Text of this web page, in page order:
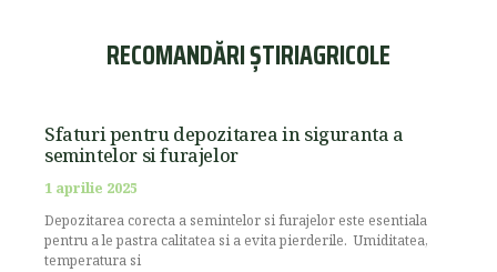
RECOMANDĂRI ȘTIRIAGRICOLE
Sfaturi pentru depozitarea in siguranta a
semintelor si furajelor
1 aprilie 2025
Depozitarea corecta a semintelor si furajelor este esentiala
pentru a le pastra calitatea si a evita pierderile. Umiditatea,
temperatura si